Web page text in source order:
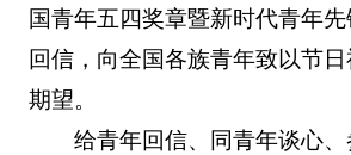
国青年五四奖章暨新时代青年
回信，向全国各族青年致以节
期望。
给青年回信、同青年谈心